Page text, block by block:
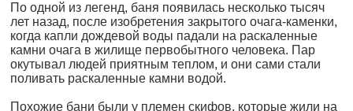
По одной из легенд, баня появилась несколько тысяч
лет назад, после изобретения закрытого очага-каменки,
когда капли дожде­вой воды падали на раскаленные
камни очага в жилище перво­бытного человека. Пар
окутывал людей приятным теплом, и они сами стали
поливать раскаленные камни водой.
Похожие бани были у племен скифов, которые жили на